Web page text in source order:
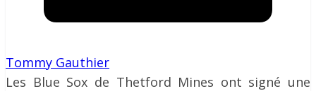
Tommy Gauthier
Les Blue Sox de Thetford Mines ont signé une